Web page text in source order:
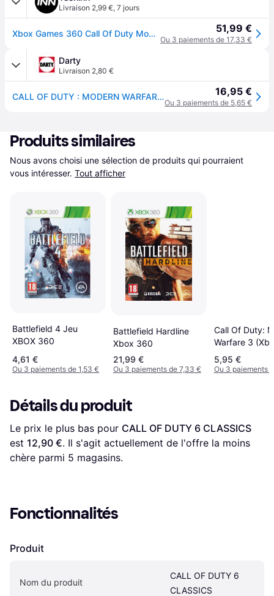
Livraison 2,99 €, 7 jours
Xbox Games 360 Call Of Duty Modern Warfare 2 Hardened Edition Clair PAL 51,99 €
Ou 3 paiements de 17,33 €
Darty
Livraison 2,80 €
CALL OF DUTY : MODERN WARFARE 2 16,95 €
Ou 3 paiements de 5,65 €
Produits similaires
Nous avons choisi une sélection de produits qui pourraient
vous intéresser. Tout afficher
Battlefield 4 Jeu
XBOX 360
4,61 €
Ou 3 paiements de 1,53 €
Battlefield Hardline
Xbox 360
21,99 €
Ou 3 paiements de 7,33 €
Call Of Duty:
Warfare 3
5,95 €
Ou 3 paiements
Détails du produit
Le prix le plus bas pour CALL OF DUTY 6 CLASSICS
est 12,90 €. Il s'agit actuellement de l'offre la moins
chère parmi 5 magasins.
Fonctionnalités
Produit
Nom du produit
CALL OF DUTY 6
CLASSICS